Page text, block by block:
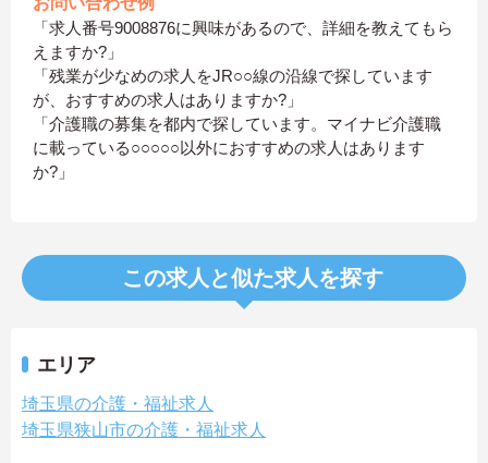
「求人番号9008876に興味があるので、詳細を教えてもら
えますか?」
「残業が少なめの求人をJR○○線の沿線で探しています
が、おすすめの求人はありますか?」
「介護職の募集を都内で探しています。マイナビ介護職
に載っている○○○○○以外におすすめの求人はあります
か?」
この求人と似た求人を探す
エリア
埼玉県の介護・福祉求人
埼玉県狭山市の介護・福祉求人